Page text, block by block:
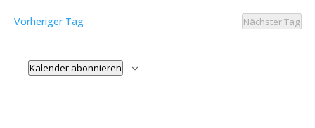
Vorheriger Tag
Nächster Tag
Kalender abonnieren